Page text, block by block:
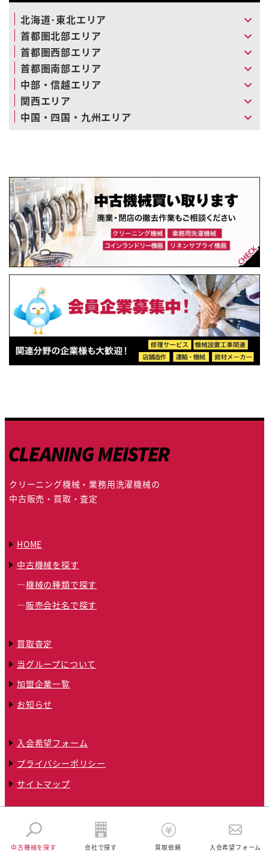
北海道･東北エリア
首都圏北部エリア
首都圏西部エリア
首都圏南部エリア
中部・信越エリア
関西エリア
中国・四国・九州エリア
クリーニング機械・業務用洗濯機械の
中古販売・買取・査定
HOME
中古機械を探す
機械の種類で探す
販売会社名で探す
買取査定
当グループについて
加盟企業一覧
お知らせ
入会希望フォーム
プライバシーポリシー
サイトマップ
© 2024 全国クリーニング機械トータルネットワークグループ
中古機械を探す 会社で探す 買取依頼 入会希望フォーム